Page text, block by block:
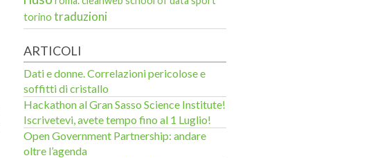
torino traduzioni
ARTICOLI
Dati e donne. Correlazioni pericolose e
soffitti di cristallo
Hackathon al Gran Sasso Science Institute!
Iscrivetevi, avete tempo fino al 1 Luglio!
Open Government Partnership: andare
oltre l’agenda